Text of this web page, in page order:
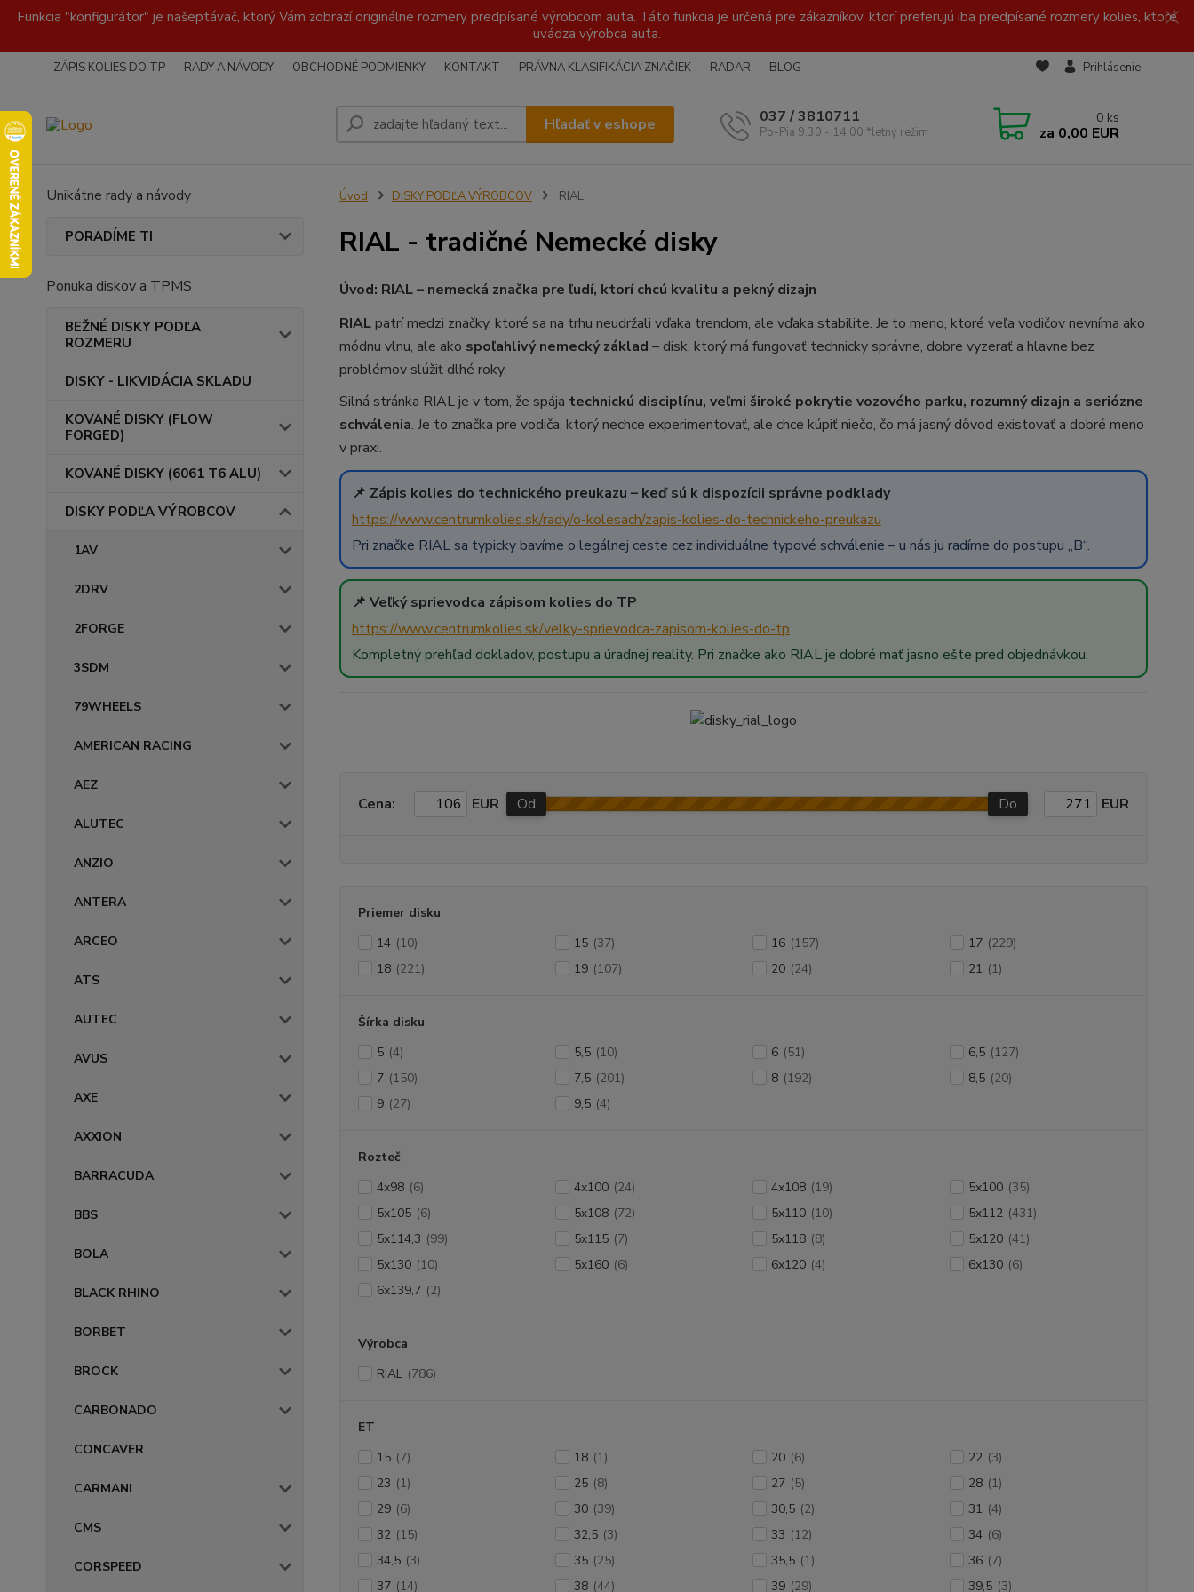
Funkcia "konfigurátor" je našeptávač, ktorý Vám zobrazí originálne rozmery predpísané výrobcom auta. Táto funkcia je určená pre zákazníkov, ktorí preferujú iba predpísané rozmery kolies, ktoré
uvádza výrobca auta.
ZÁPIS KOLIES DO TP RADY A NÁVODY OBCHODNÉ PODMIENKY KONTAKT PRÁVNA KLASIFIKÁCIA ZNAČIEK RADAR BLOG Prihlásenie
Hľadať v eshope 037 / 3810711
Po-Pia 9.30 - 14.00 *letný režim
0 ks
za 0,00 EUR
Unikátne rady a návody
PORADÍME TI
Ponuka diskov a TPMS
BEŽNÉ DISKY PODĽA
ROZMERU
DISKY - LIKVIDÁCIA SKLADU
KOVANÉ DISKY (FLOW
FORGED)
KOVANÉ DISKY (6061 T6 ALU)
DISKY PODĽA VÝROBCOV
1AV
2DRV
2FORGE
3SDM
79WHEELS
AMERICAN RACING
AEZ
ALUTEC
ANZIO
ANTERA
ARCEO
ATS
AUTEC
AVUS
AXE
AXXION
BARRACUDA
BBS
BOLA
BLACK RHINO
BORBET
BROCK
CARBONADO
CONCAVER
CARMANI
CMS
CORSPEED
Úvod DISKY PODĽA VÝROBCOV RIAL
RIAL - tradičné Nemecké disky
Úvod: RIAL – nemecká značka pre ľudí, ktorí chcú kvalitu a pekný dizajn
RIALpatrí medzi značky, ktoré sa na trhu neudržali vďaka trendom, ale vďaka stabilite. Je to meno, ktoré veľa vodičov nevníma ako
módnu vlnu, ale ako spoľahlivý nemecký základ – disk, ktorý má fungovať technicky správne, dobre vyzerať a hlavne bez
problémov slúžiť dlhé roky.
Silná stránka RIAL je v tom, že spája technickú disciplínu, veľmi široké pokrytie vozového parku, rozumný dizajn a seriózne
schválenia. Je to značka pre vodiča, ktorý nechce experimentovať, ale chce kúpiť niečo, čo má jasný dôvod existovať a dobré meno
v praxi.
📌 Zápis kolies do technického preukazu – keď sú k dispozícii správne podklady
https://www.centrumkolies.sk/rady/o-kolesach/zapis-kolies-do-technickeho-preukazu
Pri značke RIAL sa typicky bavíme o legálnej ceste cez individuálne typové schválenie – u nás ju radíme do postupu „B“.
📌 Veľký sprievodca zápisom kolies do TP
https://www.centrumkolies.sk/velky-sprievodca-zapisom-kolies-do-tp
Kompletný prehľad dokladov, postupu a úradnej reality. Pri značke ako RIAL je dobré mať jasno ešte pred objednávkou.
Cena: EUR Od Do EUR
Priemer disku
14 (10) 15 (37) 16 (157) 17 (229)
18 (221) 19 (107) 20 (24) 21 (1)
Šírka disku
5 (4) 5,5 (10) 6 (51) 6,5 (127)
7 (150) 7,5 (201) 8 (192) 8,5 (20)
9 (27) 9,5 (4)
Rozteč
4x98 (6) 4x100 (24) 4x108 (19) 5x100 (35)
5x105 (6) 5x108 (72) 5x110 (10) 5x112 (431)
5x114,3 (99) 5x115 (7) 5x118 (8) 5x120 (41)
5x130 (10) 5x160 (6) 6x120 (4) 6x130 (6)
6x139,7 (2)
Výrobca
RIAL (786)
ET
15 (7) 18 (1) 20 (6) 22 (3)
23 (1) 25 (8) 27 (5) 28 (1)
29 (6) 30 (39) 30,5 (2) 31 (4)
32 (15) 32,5 (3) 33 (12) 34 (6)
34,5 (3) 35 (25) 35,5 (1) 36 (7)
37 (14) 38 (44) 39 (29) 39,5 (3)